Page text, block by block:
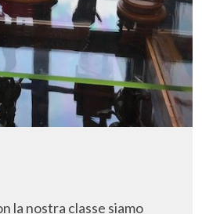
la nostra classe siamo